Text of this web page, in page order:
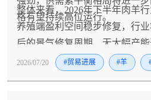
格有望持续高位运行。
整体来看，2026年下半年肉羊
养殖端盈利空间稳步修复，行
后的景气修复周期，无大幅产
险。
2026/07/20 #贸易进展 #羊